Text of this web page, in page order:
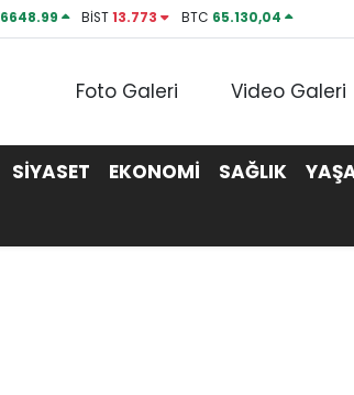
6648.99 BİST13.773 BTC 65.130,04
Foto Galeri Video Galeri
SİYASET EKONOMİ SAĞLIK